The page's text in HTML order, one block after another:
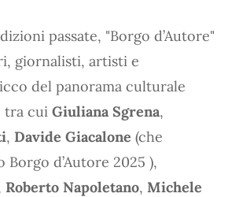
passate, "Borgo d’Autore"
giornalisti, artisti e
del panorama culturale
tra cui Giuliana Sgrena,
, Davide Giacalone (che
d’Autore 2025 ),
Roberto Napoletano, Michele